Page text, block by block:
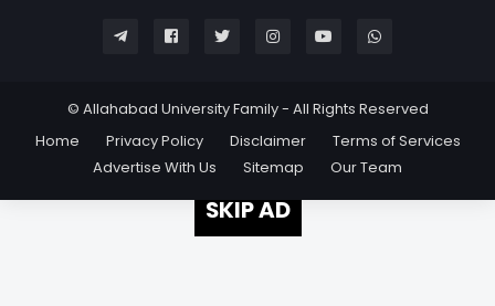
© Allahabad University Family - All Rights Reserved
Home
Privacy Policy Disclaimer
Terms of Services
Advertise With Us
Sitemap Our Team
SKIP AD